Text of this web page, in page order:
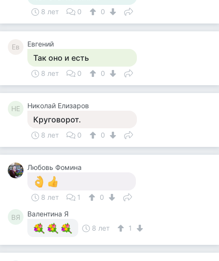
8 лет 0 0
Ев Евгений
Так оно и есть
8 лет 0 0
НЕ Николай Елизаров
Круговорот.
8 лет 0 0
Любовь Фомина
8 лет 1 0
ВЯ
Валентина Я
8 лет
1